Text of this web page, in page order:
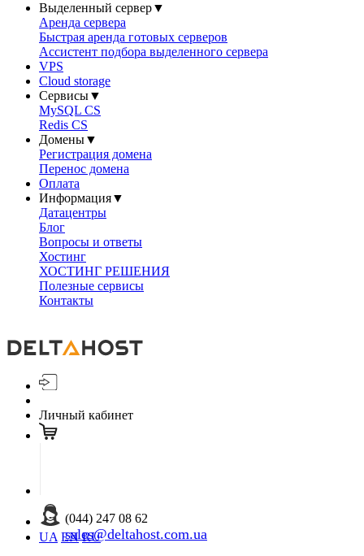
Выделенный сервер▼
Аренда сервера
Быстрая аренда готовых серверов
Ассистент подбора выделенного сервера
VPS
Cloud storage
Сервисы▼
MySQL CS
Redis CS
Домены▼
Регистрация домена
Перенос домена
Оплата
Информация▼
Датацентры
Блог
Вопросы и ответы
Хостинг
ХОСТИНГ РЕШЕНИЯ
Полезные сервисы
Контакты
Личный кабинет
(044) 247 08 62
sales@deltahost.com.ua
UA EN RU